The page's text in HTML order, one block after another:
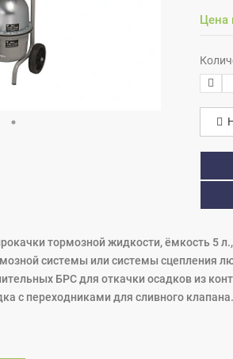
Цена
тормозной жидкости, ёмкость 5
системы или системы сцепления
БРС для откачки осадков из
с переходниками для сливного клапана.